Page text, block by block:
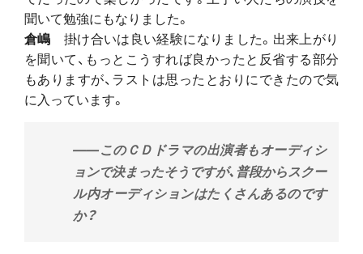
聞いて勉強にもなりました。
倉嶋掛け合いは良い経験になりました。出来上がり
を聞いて、もっとこうすれば良かったと反省する部分
もありますが、ラストは思ったとおりにできたので気
に入っています。
――このＣＤドラマの出演者もオーディシ
ョンで決まったそうですが、普段からスクー
ル内オーディションはたくさんあるのです
か？